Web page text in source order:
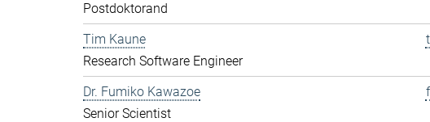
Postdoktorand
Tim Kaune
Research Software Engineer
Dr. Fumiko Kawazoe
Senior Scientist